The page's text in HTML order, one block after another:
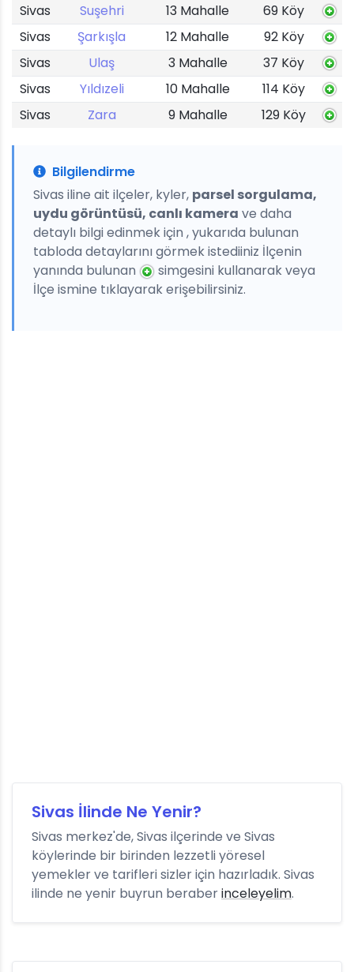
Sivas
Suşehri 13 Mahalle
69 Köy
Sivas
Şarkışla 12 Mahalle
92 Köy
Sivas
Ulaş 3 Mahalle
37 Köy
Sivas
Yıldızeli 10 Mahalle
114 Köy
Sivas
Zara 9 Mahalle 129 Köy
Bilgilendirme
Sivas iline ait ilçeler, kyler, parsel sorgulama,
uydu görüntüsü, canlı kamera ve daha
detaylı bilgi edinmek için , yukarıda bulunan
tabloda detaylarını görmek istediiniz İlçenin
yanında bulunan
simgesini kullanarak veya
İlçe ismine tıklayarak erişebilirsiniz.
Sivas İlinde Ne Yenir?
Sivas merkez'de, Sivas ilçerinde ve Sivas
köylerinde bir birinden lezzetli yöresel
yemekler ve tarifleri sizler için hazırladık. Sivas
ilinde ne yenir buyrun beraberinceleyelim.